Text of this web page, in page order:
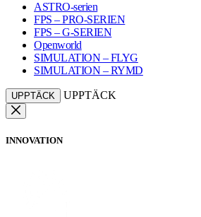
ASTRO-serien
FPS – PRO-SERIEN
FPS – G-SERIEN
Openworld
SIMULATION – FLYG
SIMULATION – RYMD
UPPTÄCK UPPTÄCK
INNOVATION